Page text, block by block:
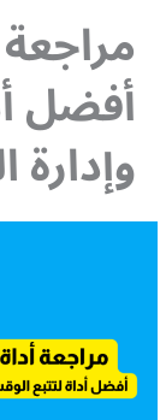
أفضل